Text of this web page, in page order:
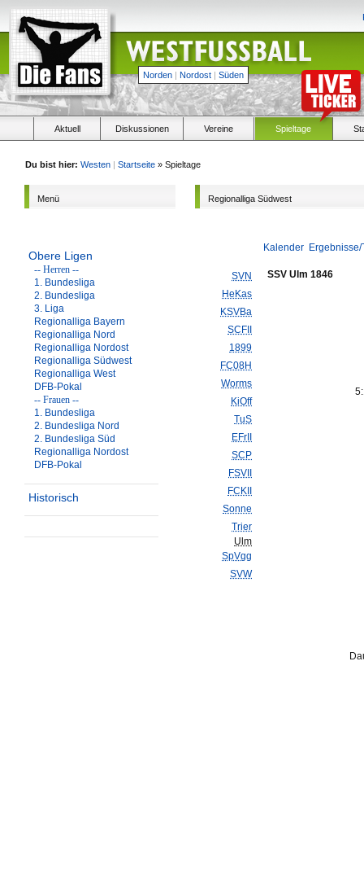
Norden | Nordost | Süden
Aktuell Diskussionen Vereine Spieltage
Du bist hier: Westen | Startseite » Spieltage
Menü
Obere Ligen
-- Herren --
1. Bundesliga
2. Bundesliga
3. Liga
Regionalliga Bayern
Regionalliga Nord
Regionalliga Nordost
Regionalliga Südwest
Regionalliga West
DFB-Pokal
-- Frauen --
1. Bundesliga
2. Bundesliga Nord
2. Bundesliga Süd
Regionalliga Nordost
DFB-Pokal
Historisch
Regionalliga Südwest
Kalender
SVN
HeKas
KSVBa
SCFII
1899
FC08H
Worms
KiOff
TuS
EFrII
SCP
FSVII
FCKII
Sonne
Trier
Ulm
SpVgg
SVW
SSV Ulm 1846